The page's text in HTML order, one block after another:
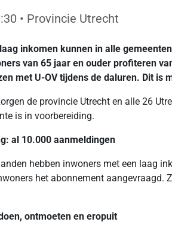
• Provincie Utrecht
inkomen kunnen in alle
van 65 jaar en ouder profiteren
met U-OV tijdens de daluren. Dit
de provincie Utrecht en alle 26
is in voorbereiding.
al 10.000 aanmeldingen
hebben inwoners met een laag
het abonnement
ontmoeten en eropuit